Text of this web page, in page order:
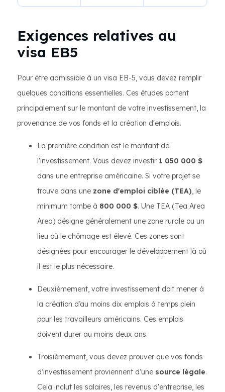
Exigences relatives au
visa EB5
Pour être admissible à un visa EB-5, vous devez remplir
quelques conditions essentielles. Ces études portent
principalement sur le montant de votre investissement, la
provenance de vos fonds et la création d'emplois.
La première condition est le montant de
l'investissement. Vous devez investir 1 050 000 $
dans une entreprise américaine. Si votre projet se
trouve dans une zone d'emploi ciblée (TEA), le
minimum tombe à 800 000 $. Une TEA (Tea Area
Area) désigne généralement une zone rurale ou un
lieu où le chômage est élevé. Ces zones sont
désignées pour encourager le développement là où
il est le plus nécessaire.
Deuxièmement, votre investissement doit mener à
la création d’au moins dix emplois à temps plein
pour les travailleurs américains. Ces emplois
doivent durer au moins deux ans.
Troisièmement, vous devez prouver que vos fonds
d’investissement proviennent d’une source légale.
Cela inclut les salaires, les revenus d'entreprise, les